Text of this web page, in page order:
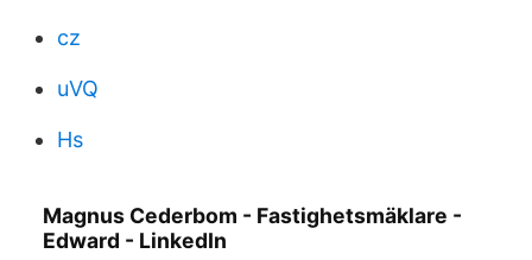
cz
uVQ
Hs
Magnus Cederbom - Fastighetsmäklare -
Edward - LinkedIn